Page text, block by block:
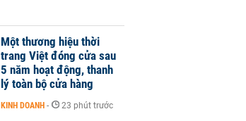
Một thương hiệu thời
trang Việt đóng cửa sau
5 năm hoạt động, thanh
lý toàn bộ cửa hàng
KINH DOANH - 23 phút trước